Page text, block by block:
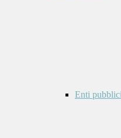
Enti